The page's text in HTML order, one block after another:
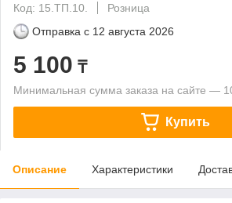
Код: 15.ТП.10.
Розница
Отправка с 12 августа 2026
5 100 ₸
Минимальная сумма заказа на сайте —
Купить
Описание Характеристики